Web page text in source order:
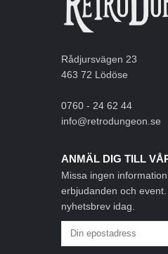
Rådjursvägen 23
463 72 Lödöse
0760 - 24 62 44
info@retrodungeon.se
ANMÄL DIG TILL
Missa ingen
erbjudanden och
nyhetsbrev idag.